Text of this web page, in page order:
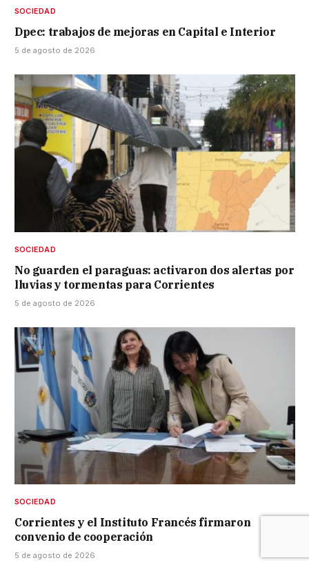
SOCIEDAD
Dpec: trabajos de mejoras en Capital e Interior
5 de agosto de 2026
SOCIEDAD
No guarden el paraguas: activaron dos alertas por
lluvias y tormentas para Corrientes
5 de agosto de 2026
SOCIEDAD
Corrientes y el Instituto Francés firmaron
convenio de cooperación
5 de agosto de 2026